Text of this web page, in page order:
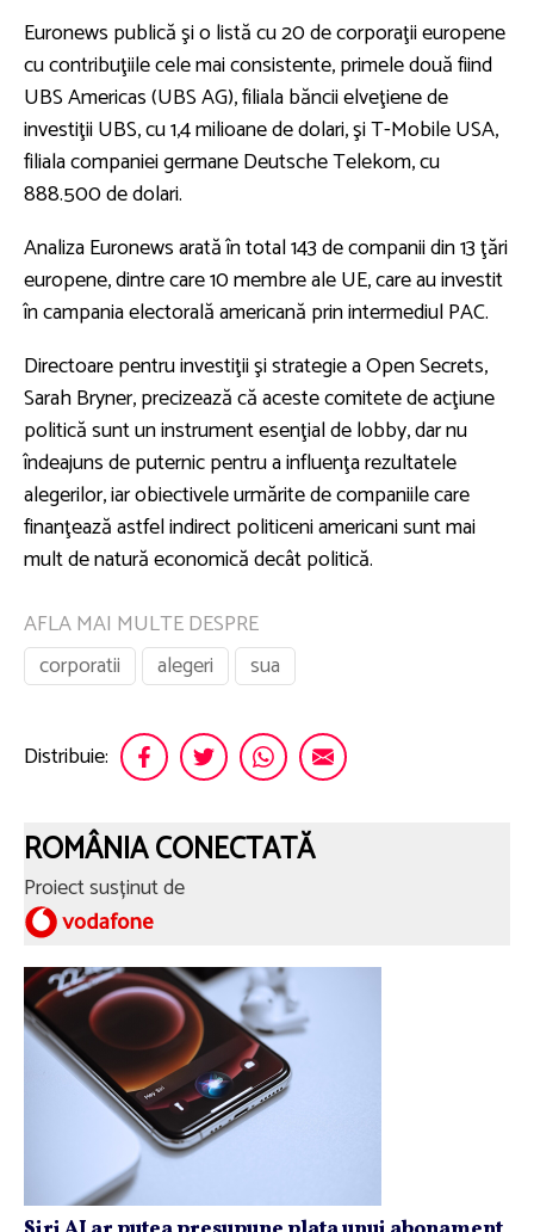
Euronews publică şi o listă cu 20 de corporaţii europene
cu contribuţiile cele mai consistente, primele două fiind
UBS Americas (UBS AG), filiala băncii elveţiene de
investiţii UBS, cu 1,4 milioane de dolari, şi T-Mobile USA,
filiala companiei germane Deutsche Telekom, cu
888.500 de dolari.
Analiza Euronews arată în total 143 de companii din 13 ţări
europene, dintre care 10 membre ale UE, care au investit
în campania electorală americană prin intermediul PAC.
Directoare pentru investiţii şi strategie a Open Secrets,
Sarah Bryner, precizează că aceste comitete de acţiune
politică sunt un instrument esenţial de lobby, dar nu
îndeajuns de puternic pentru a influenţa rezultatele
alegerilor, iar obiectivele urmărite de companiile care
finanţează astfel indirect politiceni americani sunt mai
mult de natură economică decât politică.
AFLA MAI MULTE DESPRE
corporatii
alegeri sua
Distribuie:
ROMÂNIA CONECTATĂ
Proiect susținut de